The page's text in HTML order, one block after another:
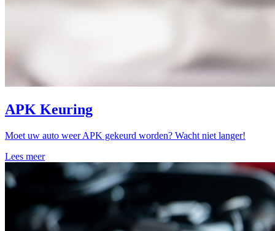
APK Keuring
Moet uw auto weer APK gekeurd worden? Wacht niet langer!
Lees meer